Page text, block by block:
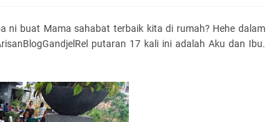
ni buat Mama sahabat terbaik kita di rumah? Hehe dalam
putaran 17 kali ini adalah Aku dan Ibu.